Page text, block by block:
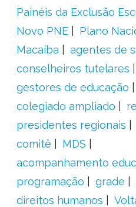
Painéis da Exclusão
Novo PNE
Plano
Macaíba
agentes de
conselheiros tutelares
gestores de educação
colegiado ampliado
presidentes regionais
comitê
MDS
acompanhamento
programação
grade
direitos humanos